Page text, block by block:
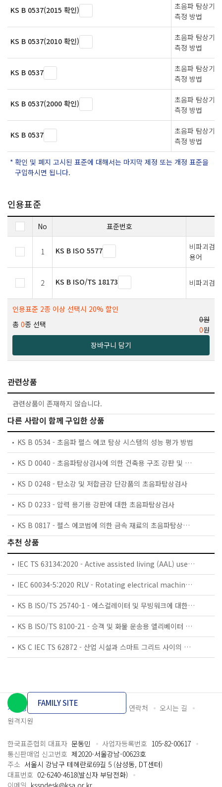
KS B 0537(2015 확인)
초음파 탐상기
측정 방법
KS B 0537(2010 확인)
초음파 탐상기
측정 방법
KS B 0537
초음파 탐상기
측정 방법
KS B 0537(2000 확인)
초음파 탐상기
측정 방법
KS B 0537
초음파 탐상기
측정 방법
확인 및 폐지 고시된 표준에 대해서는 마지막 제정 또는 개정 표준을
구입하시면 됩니다.
인용표준
No 표준번호
1 KS B ISO 5577
비파괴검
용어
2 KS B ISO/TS 18173 비파괴검
인용표준 2종 이상 선택시 20% 할인
총 0종 선택
0원
0원
장바구니 담기
관련상품
관련상품이 존재하지 않습니다.
다른 사람이 함께 구입한 상품
KS B 0534 - 초음파 펄스 에코 탐상 시스템의 성능 평가 방법
KS D 0040 - 초음파탐상검사에 의한 건축용 구조 강판 및 평강의 등급 분류와 허용 기준
KS D 0248 - 탄소강 및 저합금강 단강품의 초음파탐상검사
KS D 0233 - 압력 용기용 강판에 대한 초음파탐상검사
KS B 0817 - 펄스 에코법에 의한 금속 재료의 초음파탐상검사에 대한 일반 규칙
추천 상품
IEC TS 63134:2020 - Active assisted living (AAL) use cases
IEC 60034-5:2020 RLV - Rotating electrical machines - Part 5: Degrees of protection provided by the integral design of rotating electrical machines (IP code) - Classification
KS B ISO/TS 25740-1 - 에스컬레이터 및 무빙워크에 대한 안전요건 — 제1부: 세계공통 필수 안전요건(GESRs)
KS B ISO/TS 8100-21 - 승객 및 화물 운송용 엘리베이터 —제21부: 세계공통 필수안전요건(GESRs)을 충족하는 세계공통 안전 파라미터(GSPs)
KS C IEC TS 62872 - 산업 시설과 스마트 그리드 사이의 산업 공정 측정, 제어 및 자동화 시스템 인터페이스
개인정보처리방침 이용약관 담당자 연락처
오시는 길
원격지원
FAMILY SITE
한국표준협회 대표자 문동민 사업자등록번호 105-82-00617
통신판매업 신고번호 제2020-서울강남-00623호
주소 서울시 강남구 테헤란로69길 5 (삼성동, DT센터)
대표번호 02-6240-4618(발신자 부담전화)
이메일 kssndesk@ksa.or.kr